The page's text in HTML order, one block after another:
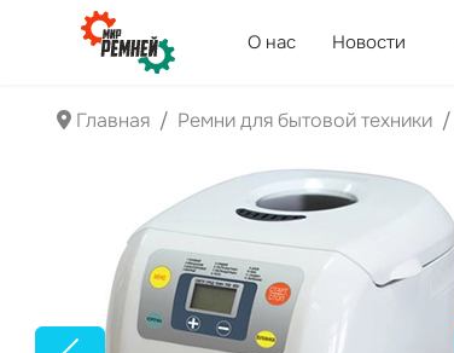
О нас Новости
Главная Ремни для бытовой техники